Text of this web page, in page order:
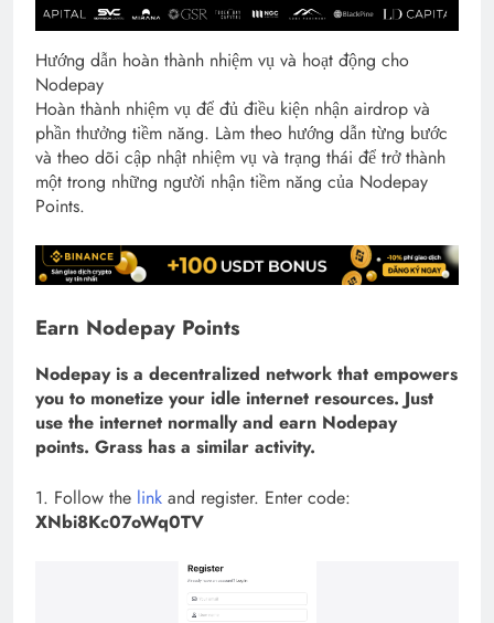
Hướng dẫn hoàn thành nhiệm vụ và hoạt động cho
Nodepay
Hoàn thành nhiệm vụ để đủ điều kiện nhận airdrop và
phần thưởng tiềm năng. Làm theo hướng dẫn từng bước
và theo dõi cập nhật nhiệm vụ và trạng thái để trở thành
một trong những người nhận tiềm năng của Nodepay
Points.
Earn Nodepay Points
Nodepay is a decentralized network that empowers
you to monetize your idle internet resources. Just
use the internet normally and earn Nodepay
points. Grass has a similar activity.
1. Follow the link and register. Enter code:
XNbi8Kc07oWq0TV